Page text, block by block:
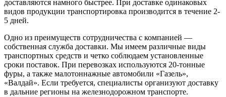
доставляются намного быстрее. При доставке одинаковых
видов продукции транспортировка производится в течение 2-
5 дней.
Одно из преимуществ сотрудничества с компанией —
собственная служба доставки. Мы имеем различные виды
транспортных средств и четко соблюдаем установленные
сроки поставок. При перевозках используются 20-тонные
фуры, а также малотоннажные автомобили «Газель»,
«Валдай». Если требуется, специалисты организуют доставку
в дальние регионы на железнодорожном транспорте.